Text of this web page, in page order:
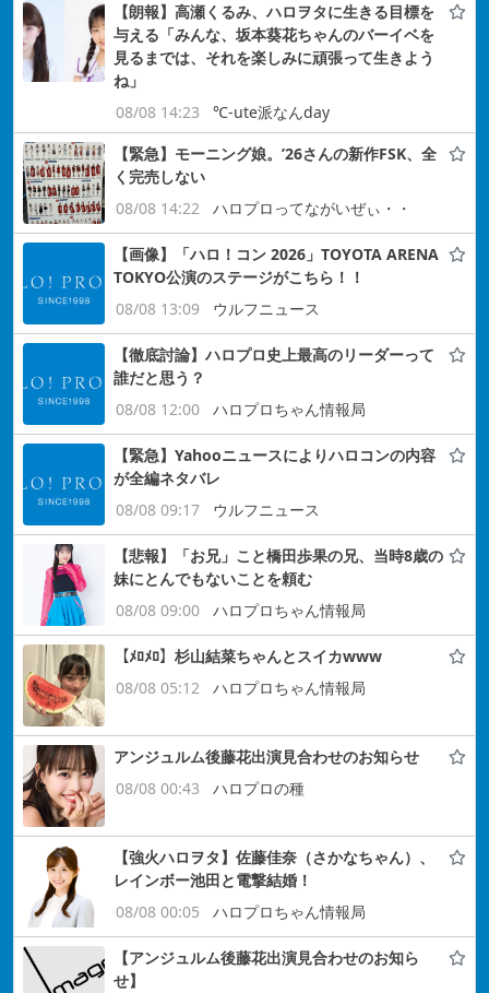
【朗報】高瀬くるみ、ハロヲタに生きる目標を
与える「みんな、坂本葵花ちゃんのバーイベを
見るまでは、それを楽しみに頑張って生きよう
ね」
08/08 14:23
℃-ute派なんday
【緊急】モーニング娘。’26さんの新作FSK、全
く完売しない
08/08 14:22
ハロプロってながいぜぃ・・
【画像】「ハロ！コン 2026」TOYOTA ARENA
TOKYO公演のステージがこちら！！
08/08 13:09
ウルフニュース
【徹底討論】ハロプロ史上最高のリーダーって
誰だと思う？
08/08 12:00
ハロプロちゃん情報局
【緊急】Yahooニュースによりハロコンの内容
が全編ネタバレ
08/08 09:17
ウルフニュース
【悲報】「お兄」こと橋田歩果の兄、当時8歳の
妹にとんでもないことを頼む
08/08 09:00
ハロプロちゃん情報局
【ﾒﾛﾒﾛ】杉山結菜ちゃんとスイカwww
08/08 05:12
ハロプロちゃん情報局
アンジュルム後藤花出演見合わせのお知らせ
08/08 00:43
ハロプロの種
【強火ハロヲタ】佐藤佳奈（さかなちゃん）、
レインボー池田と電撃結婚！
08/08 00:05
ハロプロちゃん情報局
【アンジュルム後藤花出演見合わせのお知ら
せ】